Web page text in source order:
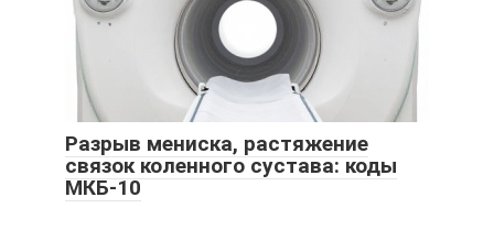
Разрыв мениска, растяжение
связок коленного сустава: коды
МКБ-10